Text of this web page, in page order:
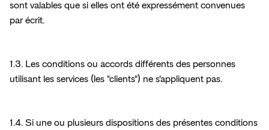
sont valables que si elles ont été expressément convenues
par écrit.
1.3. Les conditions ou accords différents des personnes
utilisant les services (les "clients") ne s'appliquent pas.
1.4. Si une ou plusieurs dispositions des présentes conditions